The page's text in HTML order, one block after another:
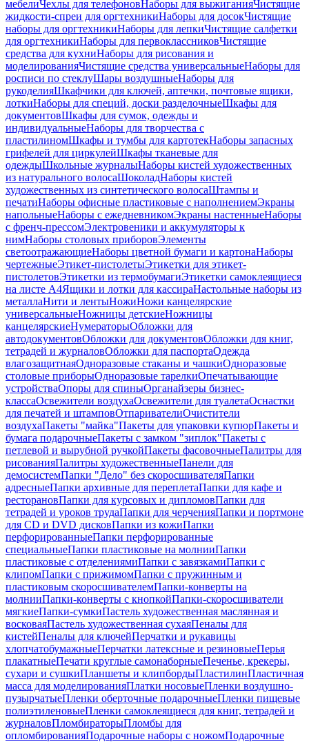
мебелиЧехлы для телефоновНаборы для выжиганияЧистящие
жидкости-спреи для оргтехникиНаборы для досокЧистящие
наборы для оргтехникиНаборы для лепкиЧистящие салфетки
для оргтехникиНаборы для первоклассниковЧистящие
средства для кухниНаборы для рисования и
моделированияЧистящие средства универсальныеНаборы для
росписи по стеклуШары воздушныеНаборы для
рукоделияШкафчики для ключей, аптечки, почтовые ящики,
лоткиНаборы для специй, доски разделочныеШкафы для
документовШкафы для сумок, одежды и
индивидуальныеНаборы для творчества с
пластилиномШкафы и тумбы для картотекНаборы запасных
грифелей для циркулейШкафы тканевые для
одеждыШкольные журналыНаборы кистей художественных
из натурального волосаШоколадНаборы кистей
художественных из синтетического волосаШтампы и
печатиНаборы офисные пластиковые с наполнениемЭкраны
напольныеНаборы с ежедневникомЭкраны настенныеНаборы
с френч-прессомЭлектровеники и аккумуляторы к
нимНаборы столовых приборовЭлементы
светоотражающиеНаборы цветной бумаги и картонаНаборы
чертежныеЭтикет-пистолетыЭтикетки для этикет-
пистолетовЭтикетки из термобумагиЭтикетки самоклеящиеся
на листе А4Ящики и лотки для кассираНастольные наборы из
металлаНити и лентыНожиНожи канцелярские
универсальныеНожницы детскиеНожницы
канцелярскиеНумераторыОбложки для
автодокументовОбложки для документовОбложки для книг,
тетрадей и журналовОбложки для паспортаОдежда
влагозащитнаяОдноразовые стаканы и чашкиОдноразовые
столовые приборыОдноразовые тарелкиОпечатывающие
устройстваОпоры для спиныОрганайзеры бизнес-
классаОсвежители воздухаОсвежители для туалетаОснастки
для печатей и штамповОтпаривателиОчистители
воздухаПакеты "майка"Пакеты для упаковки купюрПакеты и
бумага подарочныеПакеты с замком "зиплок"Пакеты с
петлевой и вырубной ручкойПакеты фасовочныеПалитры для
рисованияПалитры художественныеПанели для
демосистемПапки "Дело" без скоросшивателяПапки
адресныеПапки архивные для переплетаПапки для кафе и
ресторановПапки для курсовых и дипломовПапки для
тетрадей и уроков трудаПапки для черченияПапки и портмоне
для CD и DVD дисковПапки из кожиПапки
перфорированныеПапки перфорированные
специальныеПапки пластиковые на молнииПапки
пластиковые с отделениямиПапки с завязкамиПапки с
клипомПапки с прижимомПапки с пружинным и
пластиковым скоросшивателемПапки-конверты на
молнииПапки-конверты с кнопкойПапки-скоросшиватели
мягкиеПапки-сумкиПастель художественная маслянная и
восковаяПастель художественная сухаяПеналы для
кистейПеналы для ключейПерчатки и рукавицы
хлопчатобумажныеПерчатки латексные и резиновыеПерья
плакатныеПечати круглые самонаборныеПеченье, крекеры,
сухари и сушкиПланшеты и клипбордыПластилинПластичная
масса для моделированияПлатки носовыеПленки воздушно-
пузырчатыеПленки оберточные подарочныеПленки пищевые
полиэтиленовыеПленки самоклеящиеся для книг, тетрадей и
журналовПломбираторыПломбы для
опломбированияПодарочные наборы с ножомПодарочные